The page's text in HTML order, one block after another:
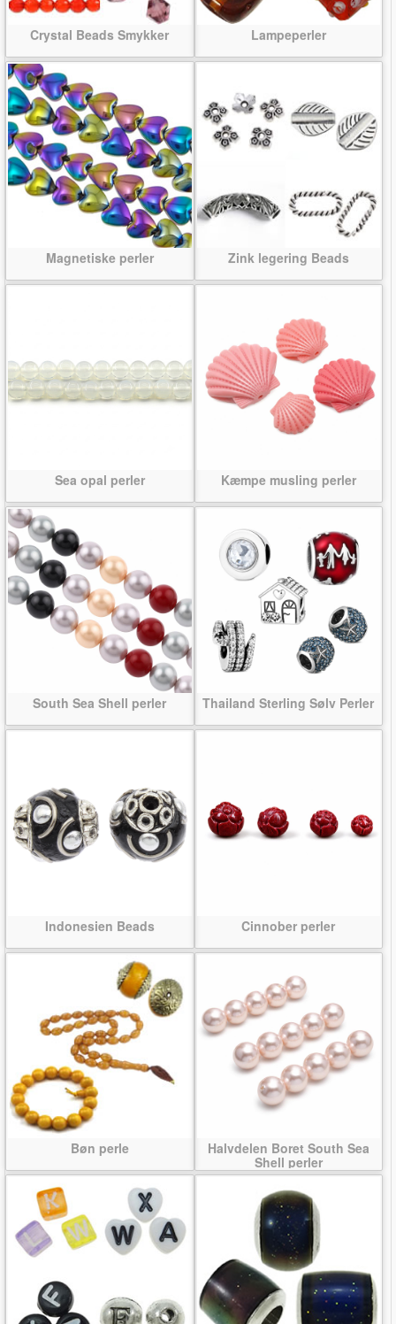
Crystal Beads Smykker Lampeperler
Magnetiske perler Zink legering Beads
Sea opal perler Kæmpe musling perler
South Sea Shell perler Thailand Sterling Sølv Perler
Indonesien Beads Cinnober perler
Bøn perle
Halvdelen Boret South Sea
Shell perler